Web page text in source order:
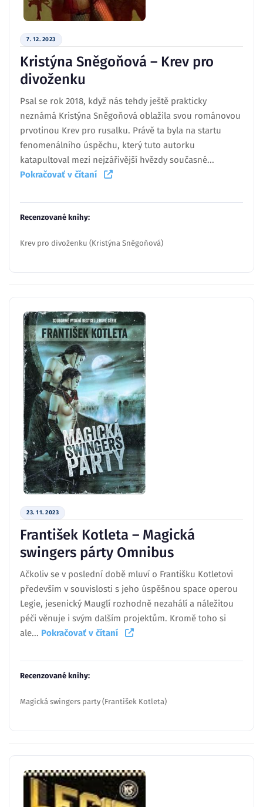
7. 12. 2023
Kristýna Sněgoňová – Krev pro
divoženku
Psal se rok 2018, když nás tehdy ještě prakticky
neznámá Kristýna Sněgoňová oblažila svou románovou
prvotinou Krev pro rusalku. Právě ta byla na startu
fenomenálního úspěchu, který tuto autorku
katapultoval mezi nejzářivější hvězdy současné...
Pokračovať v čítaní
Recenzované knihy:
Krev pro divoženku (Kristýna Sněgoňová)
23. 11. 2023
František Kotleta – Magická
swingers párty Omnibus
Ačkoliv se v poslední době mluví o Františku Kotletovi
především v souvislosti s jeho úspěšnou space operou
Legie, jesenický Mauglí rozhodně nezahálí a náležitou
péči věnuje i svým dalším projektům. Kromě toho si
ale... Pokračovať v čítaní
Recenzované knihy:
Magická swingers party (František Kotleta)